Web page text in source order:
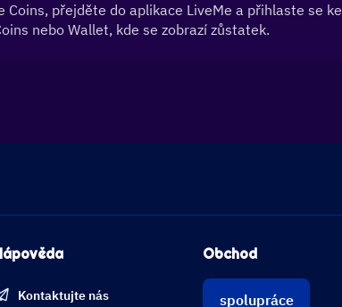
přejděte do aplikace LiveMe a přihlaste se
nebo Wallet, kde se zobrazí zůstatek.
Kontaktujte nás
Obchod
spolupráce